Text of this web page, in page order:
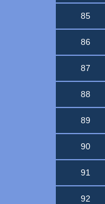
85
86
87
88
89
90
91
92